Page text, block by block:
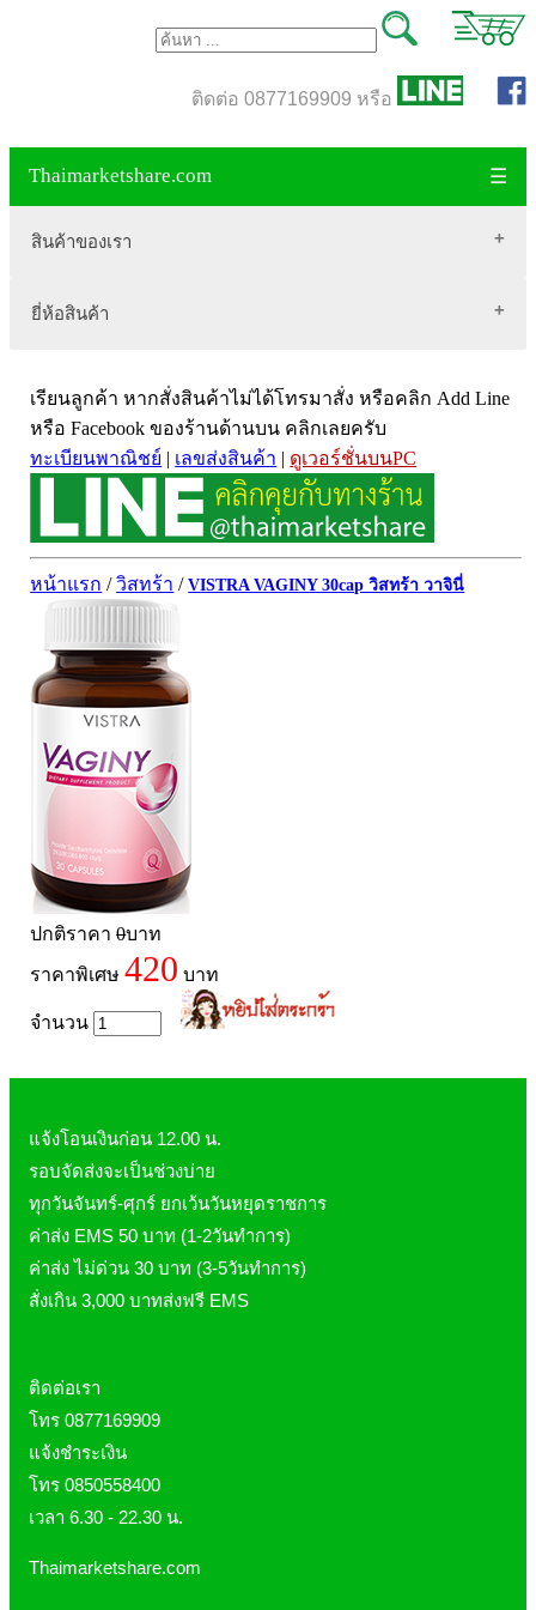
ติดต่อ 0877169909 หรือ
Thaimarketshare.com ☰
สินค้าของเรา
สินค้าขายดี
สมุนไพรไทย
เครื่องดื่มกาแฟ
น้ำหนัก
ขนาด อกสตรี
ผิวพรรณ-กลูต้า
ริ้วรอย
แผลเป็น หลุมสิว
สิวอุดตันหน้ามัน
ครีมกันแดด ปัญหาฝ้า กระ
ครีมหน้าใส
สุดฮิต เกาหลี
สุดฮิต ญี่ปุ่น
ข้อเสื่อม กระดูก
ดีทอกซ์
เพื่อสุขภาพ
สายตา
สมอง ความจำ น้ำมันปลา
เส้นผม
สำหรับท่านชาย
จุดซ่อนเร้นผู้หญิง
สินค้าเด็ก
สินค้าอื่นๆ
ยี่ห้อสินค้า
Biogrow
Blackmores
VitaHealth
Mega we care
Vistra วิสทร้า
DQ Primary Care
Maxxlife WellGate
SpringMate
Vitamate
Nature's Bounty
Glutapung
Naturbiotic
Nutri Master
Nutrakal นูทราแคล
Caltrate Calcium
PHARMA NORD
HARRIS
NEOCA
HerBlanc เฮอบลัง
Amsel
Bode
LYNAE
PHARMAX
Preme nobu
Eucerin ยูเซอรีน
Hi-balanz
Smooth-E
เรียนลูกค้า หากสั่งสินค้าไม่ได้โทรมาสั่ง หรือคลิก Add Line
หรือ Facebook ของร้านด้านบน คลิกเลยครับ
ทะเบียนพาณิชย์ | เลขส่งสินค้า | ดูเวอร์ชั่นบนPC
หน้าแรก /วิสทร้า /VISTRA VAGINY 30cap วิสทร้า วาจินี่
ปกติราคา0บาท
ราคาพิเศษ420 บาท
จำนวน
แจ้งโอนเงินก่อน 12.00 น.
รอบจัดส่งจะเป็นช่วงบ่าย
ทุกวันจันทร์-ศุกร์ ยกเว้นวันหยุดราชการ
ค่าส่ง EMS 50 บาท (1-2วันทำการ)
ค่าส่ง ไม่ด่วน 30 บาท (3-5วันทำการ)
สั่งเกิน 3,000 บาทส่งฟรี EMS
ติดต่อเรา
โทร 0877169909
แจ้งชำระเงิน
โทร 0850558400
เวลา 6.30 - 22.30 น.
Thaimarketshare.com